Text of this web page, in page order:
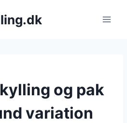
og pak
variation